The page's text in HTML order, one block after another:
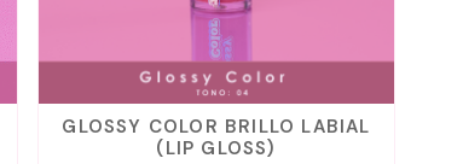
GLOSSY COLOR BRILLO LABIAL
(LIP GLOSS)